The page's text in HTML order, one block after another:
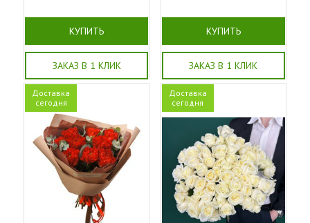
КУПИТЬ
ЗАКАЗ В 1 КЛИК
КУПИТЬ
ЗАКАЗ В 1 КЛИК
Доставка
сегодня
Доставка
сегодня